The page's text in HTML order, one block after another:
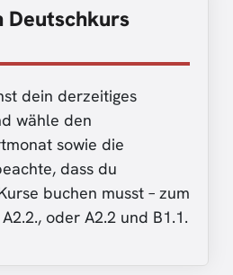
Deutschkurs
dein derzeitiges
wähle den
sowie die
dass du
buchen musst – zum
oder A2.2 und B1.1.